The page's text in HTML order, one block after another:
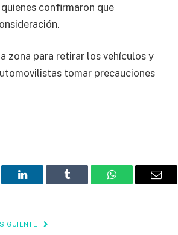
confirmaron que
zona para retirar los vehículos y
tomar precauciones
LinkedIn Tumblr WhatsAppEmail